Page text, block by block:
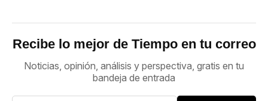
Recibe lo mejor de Tiempo en tu correo
Noticias, opinión, análisis y perspectiva, gratis en tu
bandeja de entrada